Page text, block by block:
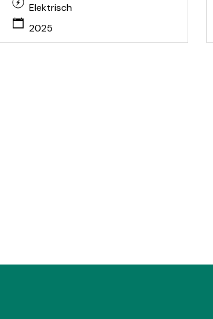
Elektrisch
2025